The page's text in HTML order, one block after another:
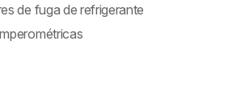
de fuga de refrigerante